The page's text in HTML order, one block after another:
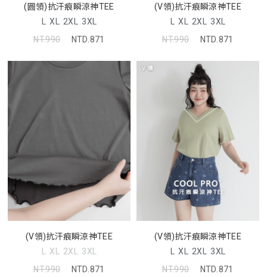
(圓領)抗汗痕瞬涼神TEE
L XL 2XL 3XL
NT.990
NTD.871
(V領)抗汗痕瞬涼神TEE
L XL 2XL 3XL
NT.990
NTD.871
(V領)抗汗痕瞬涼神TEE
L XL 2XL 3XL
NT.990
NTD.871
(V領)抗汗痕瞬涼神TEE
L XL 2XL 3XL
NT.990
NTD.871